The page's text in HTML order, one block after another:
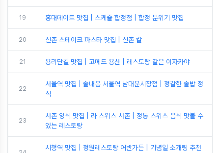
19 홍대데이트 맛집 | 스케쥴 합정점 | 합정 분위기 맛집
20 신촌 스테이크 파스타 맛집 | 신촌 칼
21 용리단길 맛집 | 고메드 용산 | 레스토랑 같은 이자카야
22
서울역 맛집 | 솥내음 서울역 남대문시장점 | 정갈한 솥밥 정
식
23
서촌 양식 맛집 | 라 스위스 서촌 | 정통 스위스 음식 맛볼 수
있는 레스토랑
시청역 맛집 | 정원레스토랑 어반가든 | 기념일 소개팅 추천